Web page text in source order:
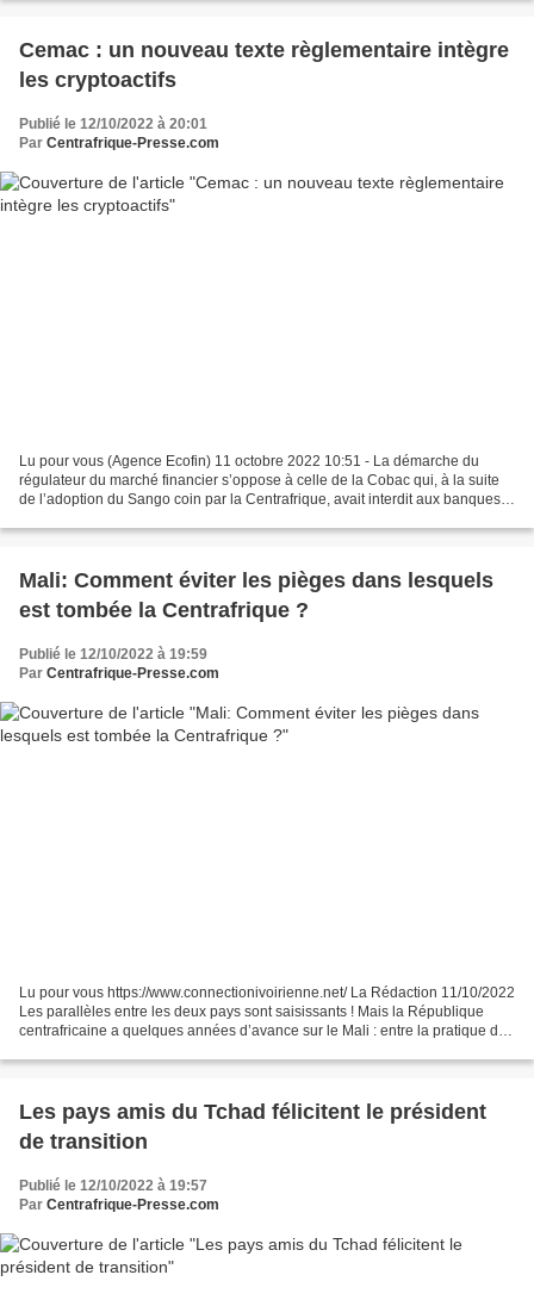
Cemac : un nouveau texte règlementaire intègre
les cryptoactifs
Publié le 12/10/2022 à 20:01
Par Centrafrique-Presse.com
Lu pour vous (Agence Ecofin) 11 octobre 2022 10:51 - La démarche du
régulateur du marché financier s’oppose à celle de la Cobac qui, à la suite
de l’adoption du Sango coin par la Centrafrique, avait interdit aux banques
Mali: Comment éviter les pièges dans lesquels
est tombée la Centrafrique ?
Publié le 12/10/2022 à 19:59
Par Centrafrique-Presse.com
Lu pour vous https://www.connectionivoirienne.net/ La Rédaction 11/10/2022
Les parallèles entre les deux pays sont saisissants ! Mais la République
centrafricaine a quelques années d’avance sur le Mali : entre la pratique du
Les pays amis du Tchad félicitent le président
de transition
Publié le 12/10/2022 à 19:57
Par Centrafrique-Presse.com